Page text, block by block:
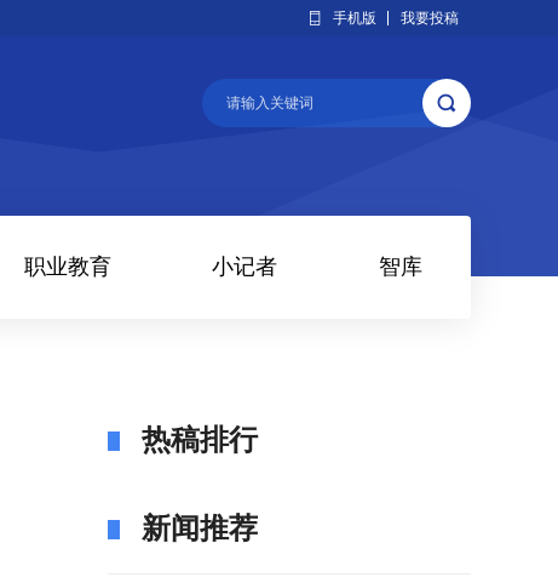
手机版 我要投稿
职业教育 小记者 智库
热稿排行
新闻推荐